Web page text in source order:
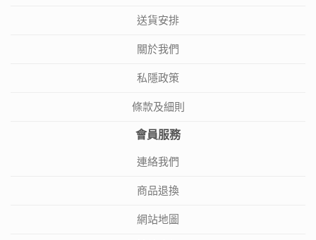
送貨安排
關於我們
私隱政策
條款及細則
會員服務
連絡我們
商品退換
網站地圖